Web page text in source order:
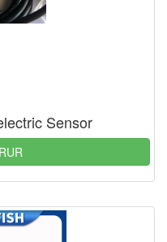
Sensor